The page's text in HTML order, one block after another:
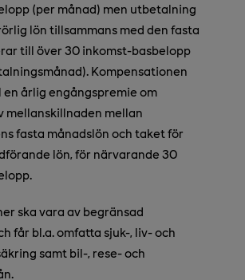
(per månad) men utbetalning
lön tillsammans med den fasta
till över 30 inkomst-basbelopp
Kompensationen
en årlig engångspremie om
mellanskillnaden mellan
fasta månadslön och taket för
lön, för närvarande 30
ska vara av begränsad
får bl.a. omfatta sjuk-, liv- och
samt bil-, rese- och